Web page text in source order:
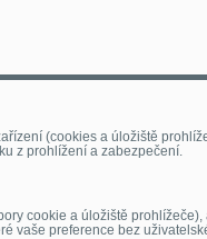
(cookies a úložiště
z prohlížení a zabezpečení.
cookie a úložiště
vaše preference bez